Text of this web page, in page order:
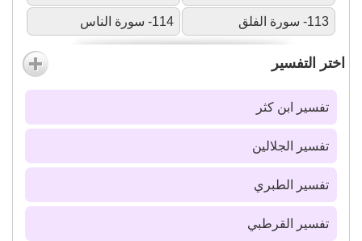
113- سورة الفلق 114- سورة الناس
اختر التفسير
تفسير ابن كثر
تفسير الجلالين
تفسير الطبري
تفسير القرطبي